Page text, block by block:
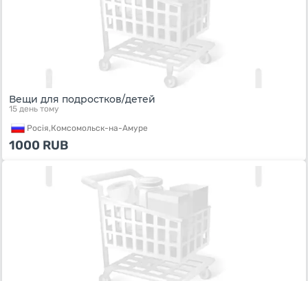
Вещи для подростков/детей
15 день тому
Росiя,Комсомольск-на-Амуре
1000 RUB